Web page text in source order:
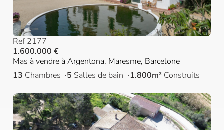
Ref 2177
1.600.000 €
Mas à vendre à Argentona, Maresme, Barcelone
13 Chambres 5 Salles de bain 1.800m² Construits